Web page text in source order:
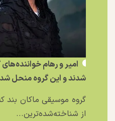
امیر و رهام
شدند و این گروه منحل شد
گروه موسیقی ماکان
از شناخته‌شده‌ترین...